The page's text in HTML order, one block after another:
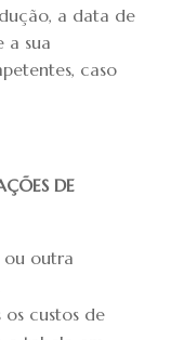
a data de
a sua
caso
DE
ou outra
custos de